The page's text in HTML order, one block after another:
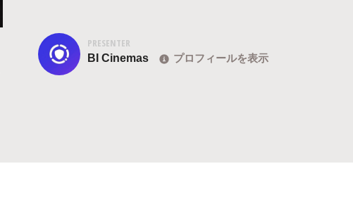
PRESENTER
BI Cinemas プロフィールを表示